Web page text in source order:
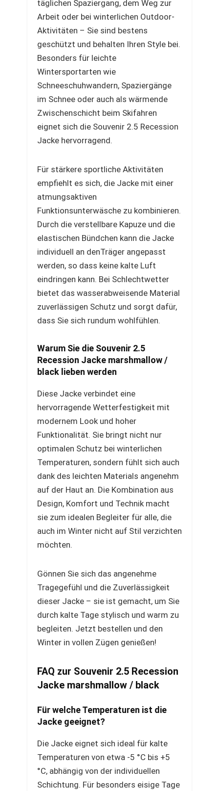
täglichen Spaziergang, dem Weg zur
Arbeit oder bei winterlichen Outdoor-
Aktivitäten – Sie sind bestens
geschützt und behalten Ihren Style bei.
Besonders für leichte
Wintersportarten wie
Schneeschuhwandern, Spaziergänge
im Schnee oder auch als wärmende
Zwischenschicht beim Skifahren
eignet sich die Souvenir 2.5 Recession
Jacke hervorragend.
Für stärkere sportliche Aktivitäten
empfiehlt es sich, die Jacke mit einer
atmungsaktiven
Funktionsunterwäsche zu kombinieren.
Durch die verstellbare Kapuze und die
elastischen Bündchen kann die Jacke
individuell an denTräger angepasst
werden, so dass keine kalte Luft
eindringen kann. Bei Schlechtwetter
bietet das wasserabweisende Material
zuverlässigen Schutz und sorgt dafür,
dass Sie sich rundum wohlfühlen.
Warum Sie die Souvenir 2.5
Recession Jacke marshmallow /
black lieben werden
Diese Jacke verbindet eine
hervorragende Wetterfestigkeit mit
modernem Look und hoher
Funktionalität. Sie bringt nicht nur
optimalen Schutz bei winterlichen
Temperaturen, sondern fühlt sich auch
dank des leichten Materials angenehm
auf der Haut an. Die Kombination aus
Design, Komfort und Technik macht
sie zum idealen Begleiter für alle, die
auch im Winter nicht auf Stil verzichten
möchten.
Gönnen Sie sich das angenehme
Tragegefühl und die Zuverlässigkeit
dieser Jacke – sie ist gemacht, um Sie
durch kalte Tage stylisch und warm zu
begleiten. Jetzt bestellen und den
Winter in vollen Zügen genießen!
FAQ zur Souvenir 2.5 Recession
Jacke marshmallow / black
Für welche Temperaturen ist die
Jacke geeignet?
Die Jacke eignet sich ideal für kalte
Temperaturen von etwa -5 °C bis +5
°C, abhängig von der individuellen
Schichtung. Für besonders eisige Tage